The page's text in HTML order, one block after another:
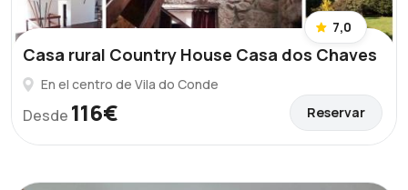
7,0
Casa rural Country House Casa dos Chaves
En el centro de Vila do Conde
Desde 116€ Reservar